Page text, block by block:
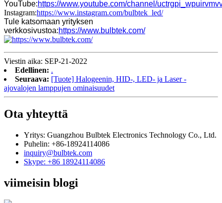
YouTube:https://www.youtube.com/channel/
Instagram:https://www.instagram.com/bulbtek_led/
Tule katsomaan yrityksen
verkkosivustoa:https://www.bulbtek.com/
Viestin aika: SEP-21-2022
Edellinen: .
Seuraava: [Tuote] Halogeenin, HID-, LED- ja Laser -
ajovalojen lamppujen ominaisuudet
Ota yhteyttä
Yritys: Guangzhou Bulbtek Electronics Technology Co., Ltd.
Puhelin: +86-18924114086
inquiry@bulbtek.com
Skype: +86 18924114086
viimeisin blogi